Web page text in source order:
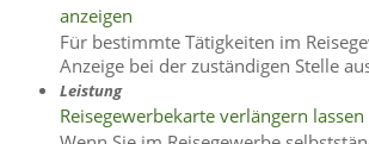
anzeigen
Für bestimmte Tätigkeiten im
Anzeige bei der zuständigen Stelle
Leistung
Reisegewerbekarte verlängern